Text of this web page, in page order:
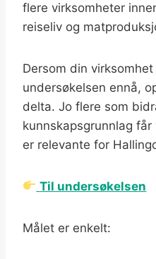
flere virksomheter
reiseliv og
Dersom din
undersøkelsen ennå,
delta. Jo flere som
kunnskapsgrunnlag
er relevante for
Til undersøkelsen
Målet er enkelt: